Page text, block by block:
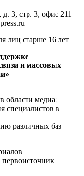
3, стр. 3, офис 211
лиц старше 16 лет
и массовых
области медиа;
специалистов в
различных баз
первоисточник